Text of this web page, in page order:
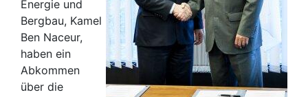
Energie und
Bergbau, Kamel
Ben Naceur,
haben ein
Abkommen
über die